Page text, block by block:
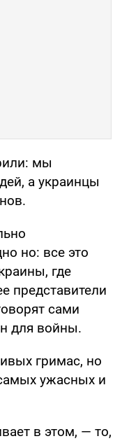
мы
а украинцы
но: все это
где
представители
сами
для войны.
гримас, но
ужасных и
в этом, — то,